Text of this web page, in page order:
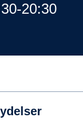
20:30